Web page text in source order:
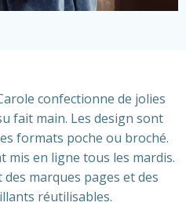
confectionne de jolies
fait main. Les design sont
formats poche ou broché.
mis en ligne tous les mardis.
marques pages et des
réutilisables.